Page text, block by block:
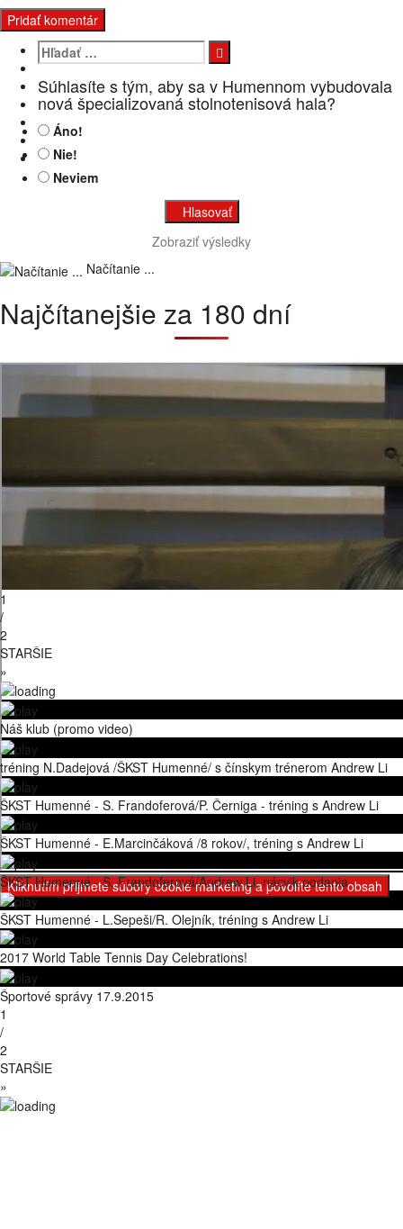
Hľadať:
Súhlasíte s tým, aby sa v Humennom vybudovala
nová špecializovaná stolnotenisová hala?
Áno!
Nie!
Neviem
Zobraziť výsledky
Načítanie ...
Najčítanejšie za 180 dní
Kliknutím prijmete súbory cookie marketing a povolíte tento obsah
1
/
2
STARŠIE
»
Náš klub (promo video)
tréning N.Dadejová /ŠKST Humenné/ s čínskym trénerom Andrew Li
ŠKST Humenné - S. Frandoferová/P. Černiga - tréning s Andrew Li
ŠKST Humenné - E.Marcinčáková /8 rokov/, tréning s Andrew Li
ŠKST Humenné - S. Frandoferová/Andrew Li, nácvik podania
ŠKST Humenné - L.Sepeši/R. Olejník, tréning s Andrew Li
2017 World Table Tennis Day Celebrations!
Športové správy 17.9.2015
1
/
2
STARŠIE
»